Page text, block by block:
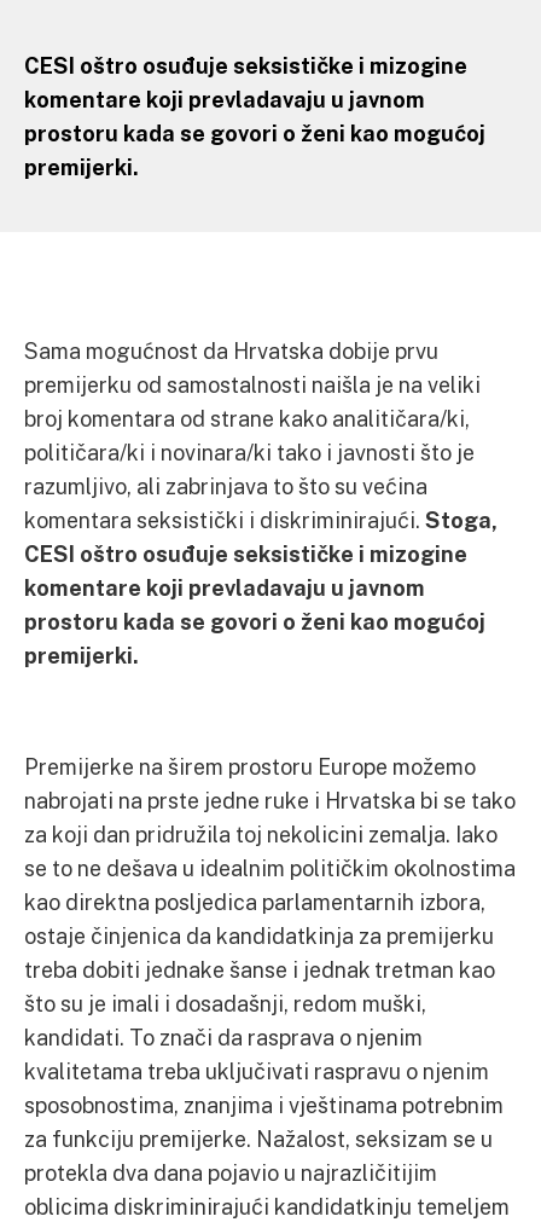
CESI oštro osuđuje seksističke i mizogine
komentare koji prevladavaju u javnom
prostoru kada se govori o ženi kao mogućoj
premijerki.
Sama mogućnost da Hrvatska dobije prvu
premijerku od samostalnosti naišla je na veliki
broj komentara od strane kako analitičara/ki,
političara/ki i novinara/ki tako i javnosti što je
razumljivo, ali zabrinjava to što su većina
komentara seksistički i diskriminirajući. Stoga,
CESI oštro osuđuje seksističke i mizogine
komentare koji prevladavaju u javnom
prostoru kada se govori o ženi kao mogućoj
premijerki.
Premijerke na širem prostoru Europe možemo
nabrojati na prste jedne ruke i Hrvatska bi se tako
za koji dan pridružila toj nekolicini zemalja. Iako
se to ne dešava u idealnim političkim okolnostima
kao direktna posljedica parlamentarnih izbora,
ostaje činjenica da kandidatkinja za premijerku
treba dobiti jednake šanse i jednak tretman kao
što su je imali i dosadašnji, redom muški,
kandidati. To znači da rasprava o njenim
kvalitetama treba uključivati raspravu o njenim
sposobnostima, znanjima i vještinama potrebnim
za funkciju premijerke. Nažalost, seksizam se u
protekla dva dana pojavio u najrazličitijim
oblicima diskriminirajući kandidatkinju temeljem